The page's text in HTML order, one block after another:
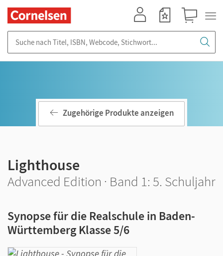
Zugehörige Produkte anzeigen
Lighthouse
Advanced Edition · Band 1: 5. Schuljahr
Synopse für die Realschule in Baden-
Württemberg Klasse 5/6